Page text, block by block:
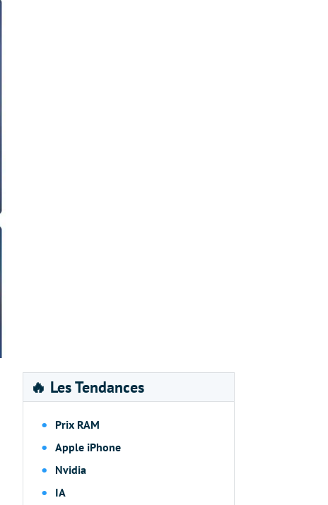
🔥 Les Tendances
Prix RAM
Apple iPhone
Nvidia
IA